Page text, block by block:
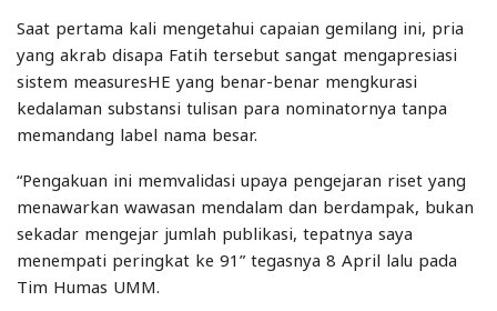
Saat pertama kali mengetahui capaian gemilang ini, pria
yang akrab disapa Fatih tersebut sangat mengapresiasi
sistem measuresHE yang benar-benar mengkurasi
kedalaman substansi tulisan para nominatornya tanpa
memandang label nama besar.
“Pengakuan ini memvalidasi upaya pengejaran riset yang
menawarkan wawasan mendalam dan berdampak, bukan
sekadar mengejar jumlah publikasi, tepatnya saya
menempati peringkat ke 91” tegasnya 8 April lalu pada
Tim Humas UMM.